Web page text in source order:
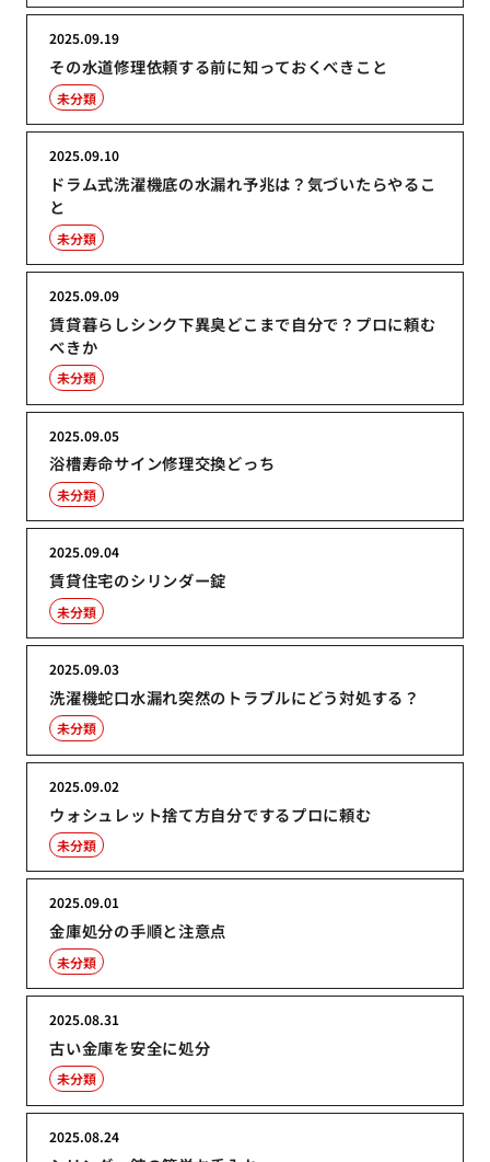
その水道修理依頼する前に知っておくべきこと
2025.09.19
未分類
ドラム式洗濯機底の水漏れ予兆は？気づいたらやるこ
と
2025.09.10
未分類
賃貸暮らしシンク下異臭どこまで自分で？プロに頼む
べきか
2025.09.09
未分類
浴槽寿命サイン修理交換どっち
2025.09.05
未分類
賃貸住宅のシリンダー錠
2025.09.04
未分類
洗濯機蛇口水漏れ突然のトラブルにどう対処する？
2025.09.03
未分類
ウォシュレット捨て方自分でするプロに頼む
2025.09.02
未分類
金庫処分の手順と注意点
2025.09.01
未分類
古い金庫を安全に処分
2025.08.31
未分類
2025.08.24